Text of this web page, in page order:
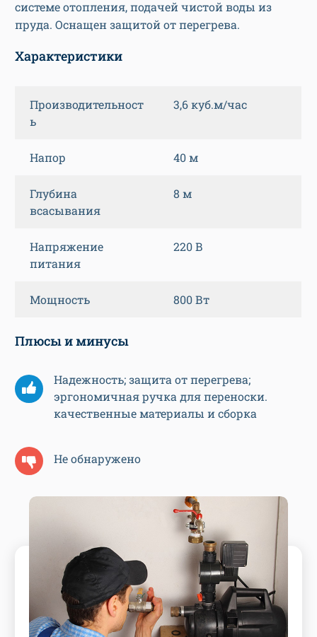
системе отопления, подачей чистой воды из
пруда. Оснащен защитой от перегрева.
Характеристики
Производительност
ь
3,6 куб.м/час
Напор 40 м
Глубина
всасывания
8 м
Напряжение
питания
220 В
Мощность 800 Вт
Плюсы и минусы
Надежность; защита от перегрева;
эргономичная ручка для переноски.
качественные материалы и сборка
Не обнаружено